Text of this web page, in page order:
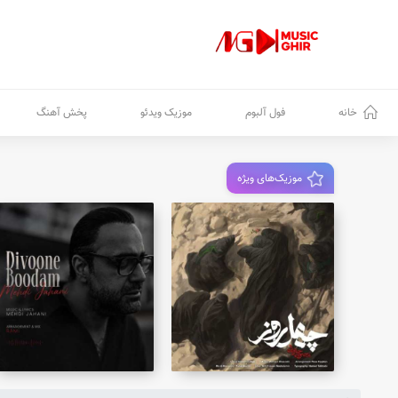
خانه فول آلبوم موزیک ویدئو پخش آهنگ
موزیک‌های ویژه